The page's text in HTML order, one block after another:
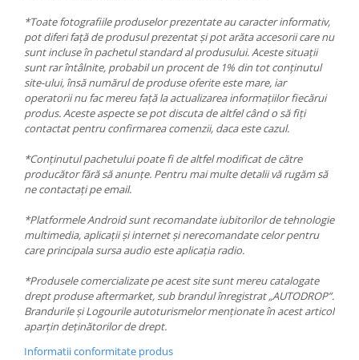
*Toate fotografiile produselor prezentate au caracter informativ,
pot diferi față de produsul prezentat și pot arăta accesorii care nu
sunt incluse în pachetul standard al produsului. Aceste situații
sunt rar întâlnite, probabil un procent de 1% din tot conținutul
site-ului, însă numărul de produse oferite este mare, iar
operatorii nu fac mereu față la actualizarea informațiilor fiecărui
produs. Aceste aspecte se pot discuta de altfel când o să fiți
contactat pentru confirmarea comenzii, daca este cazul.
*Conținutul pachetului poate fi de altfel modificat de către
producător fără să anunțe. Pentru mai multe detalii vă rugăm să
ne contactați pe email.
*Platformele Android sunt recomandate iubitorilor de tehnologie
multimedia, aplicații și internet și nerecomandate celor pentru
care principala sursa audio este aplicația radio.
*Produsele comercializate pe acest site sunt mereu catalogate
drept produse aftermarket, sub brandul înregistrat „AUTODROP”.
Brandurile și Logourile autoturismelor menționate în acest articol
aparțin deținătorilor de drept.
Informatii conformitate produs